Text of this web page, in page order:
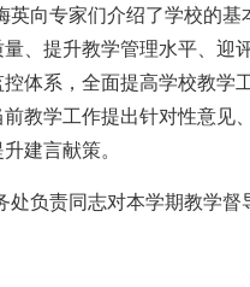
英向专家们介绍了学校的
量、提升教学管理水平、迎
控体系，全面提高学校教学
前教学工作提出针对性意见
建言献策。
处负责同志对本学期教学